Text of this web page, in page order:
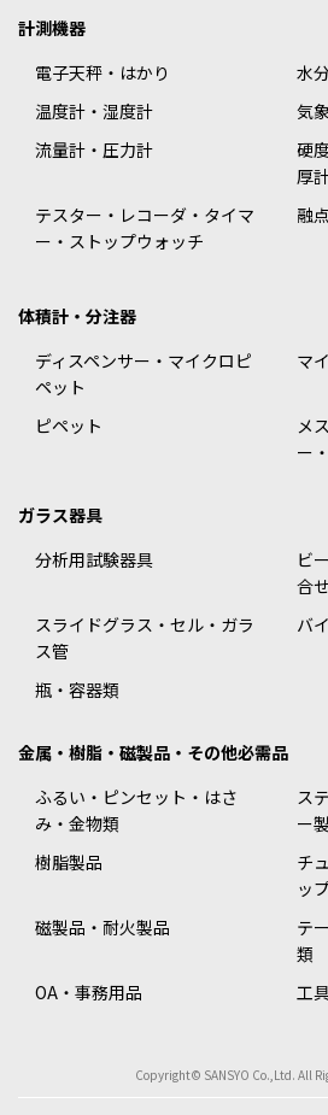
計測機器
電子天秤・はかり
水
温度計・湿度計
気
流量計・圧力計
硬
厚
テスター・レコーダ・タイマ
ー・ストップウォッチ
融
体積計・分注器
ディスペンサー・マイクロピ
ペット
マ
ピペット
メ
ー
ガラス器具
分析用試験器具
ビ
合
スライドグラス・セル・ガラ
ス管
バ
瓶・容器類
金属・樹脂・磁製品・その他必需品
ふるい・ピンセット・はさ
み・金物類
ス
ー
樹脂製品
チ
ッ
磁製品・耐火製品
テ
類
OA・事務用品
工
Copyright© SANSYO Co.,Ltd. All